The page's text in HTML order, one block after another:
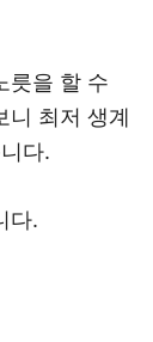
릇을 할 수
니 최저 생계
다.
다.